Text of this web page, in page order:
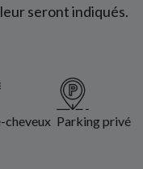
seront indiqués.
cheveux Parking privé